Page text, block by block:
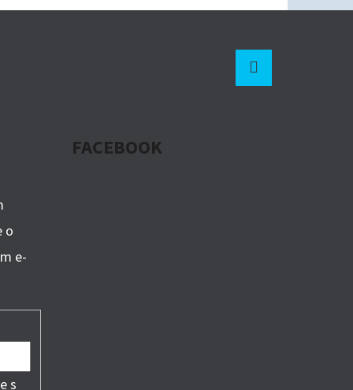
o
e-
s
FACEBOOK